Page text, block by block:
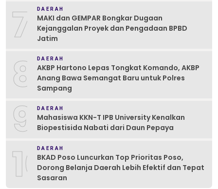
7 DAERAH
MAKI dan GEMPAR Bongkar Dugaan
Kejanggalan Proyek dan Pengadaan BPBD
Jatim
8 DAERAH
AKBP Hartono Lepas Tongkat Komando, AKBP
Anang Bawa Semangat Baru untuk Polres
Sampang
9 DAERAH
Mahasiswa KKN-T IPB University Kenalkan
Biopestisida Nabati dari Daun Pepaya
10DAERAH
BKAD Poso Luncurkan Top Prioritas Poso,
Dorong Belanja Daerah Lebih Efektif dan Tepat
Sasaran